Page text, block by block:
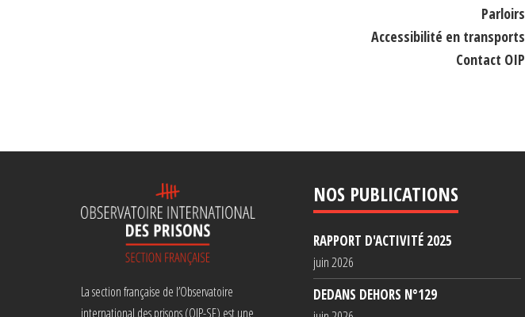
Parloirs
Accessibilité en transports
Contact OIP
La section française de l’Observatoire
international des prisons (OIP-SF) est une
NOS PUBLICATIONS
RAPPORT D'ACTIVITÉ 2025
juin 2026
DEDANS DEHORS N°129